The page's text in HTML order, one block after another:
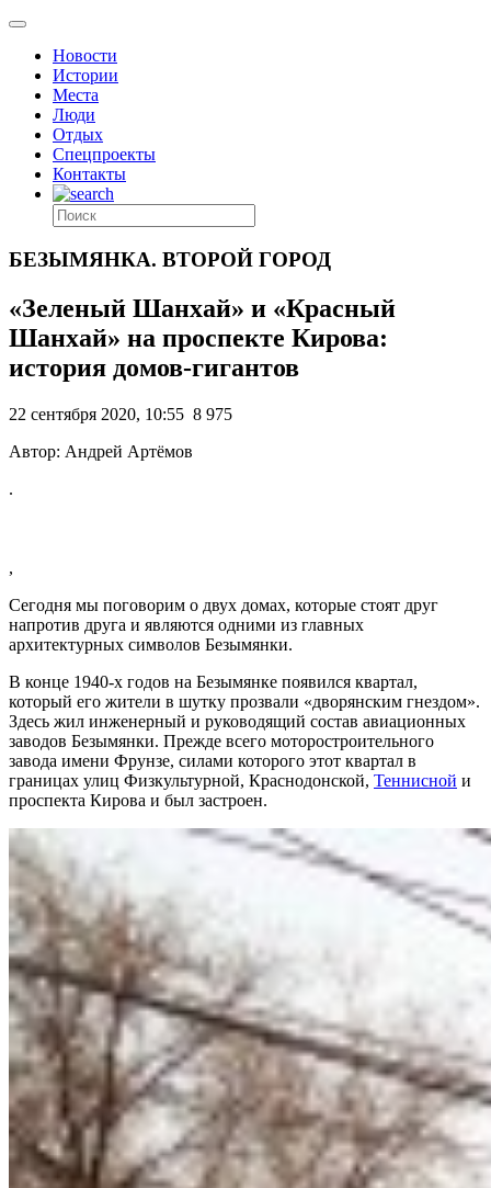
Новости
Истории
Места
Люди
Отдых
Спецпроекты
Контакты
БЕЗЫМЯНКА. ВТОРОЙ ГОРОД
«Зеленый Шанхай» и «Красный
Шанхай» на проспекте Кирова:
история домов-гигантов
22 сентября 2020, 10:55 8 975
Автор: Андрей Артёмов
.
,
Сегодня мы поговорим о двух домах, которые стоят друг
напротив друга и являются одними из главных
архитектурных символов Безымянки.
В конце 1940-х годов на Безымянке появился квартал,
который его жители в шутку прозвали «дворянским гнездом».
Здесь жил инженерный и руководящий состав авиационных
заводов Безымянки. Прежде всего моторостроительного
завода имени Фрунзе, силами которого этот квартал в
границах улиц Физкультурной, Краснодонской, Теннисной и
проспекта Кирова и был застроен.